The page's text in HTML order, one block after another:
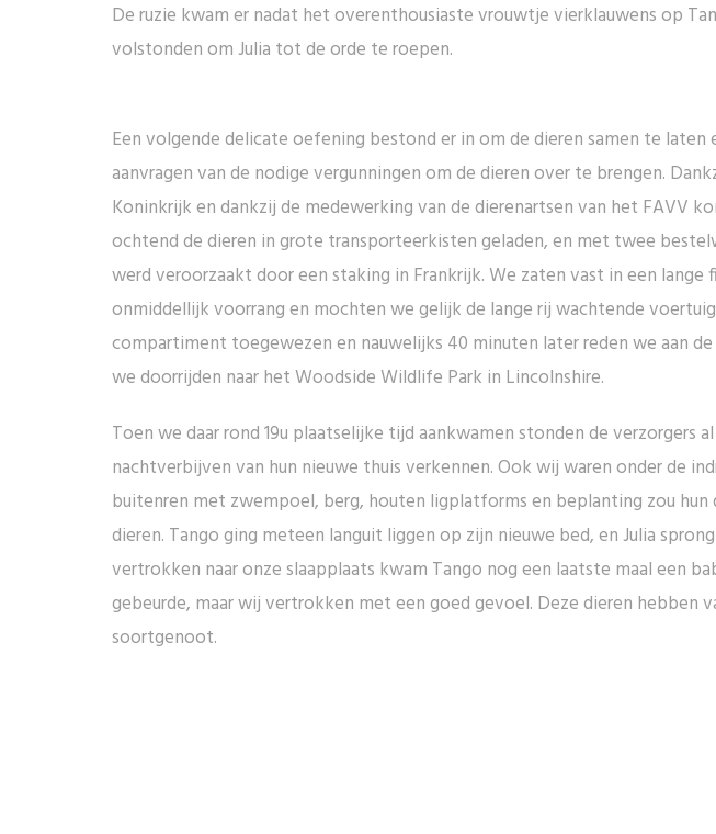
De ruzie kwam er nadat het overenthousiaste vrouwtje vierklauwens op
volstonden om Julia tot de orde te roepen.
Een volgende delicate oefening bestond er in om de dieren samen te
aanvragen van de nodige vergunningen om de dieren over te brengen.
Koninkrijk en dankzij de medewerking van de dierenartsen van het FAVV
ochtend de dieren in grote transporteerkisten geladen, en met twee
werd veroorzaakt door een staking in Frankrijk. We zaten vast in een
onmiddellijk voorrang en mochten we gelijk de lange rij wachtende
compartiment toegewezen en nauwelijks 40 minuten later reden we aan
we doorrijden naar het Woodside Wildlife Park in Lincolnshire.
Toen we daar rond 19u plaatselijke tijd aankwamen stonden de
nachtverbijven van hun nieuwe thuis verkennen. Ook wij waren onder de
buitenren met zwempoel, berg, houten ligplatforms en beplanting zou
dieren. Tango ging meteen languit liggen op zijn nieuwe bed, en Julia
vertrokken naar onze slaapplaats kwam Tango nog een laatste maal een
gebeurde, maar wij vertrokken met een goed gevoel. Deze dieren
soortgenoot.